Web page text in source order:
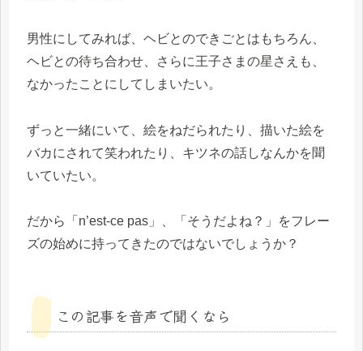
男性にしてみれば、ヘビとのできごとはもちろん、
ヘビとの待ち合わせ、さらに王子さまの星さえも、
なかったことにしてしまいたい。
ずっと一緒にいて、絵をねだられたり、描いた絵を
バカにされて笑われたり、キツネの話しなんかを聞
いていたい。
だから「n’est-ce pas」、「そうだよね？」をフレー
ズの始めに持ってきたのではないでしょうか？
この記事を音声で聞くなら